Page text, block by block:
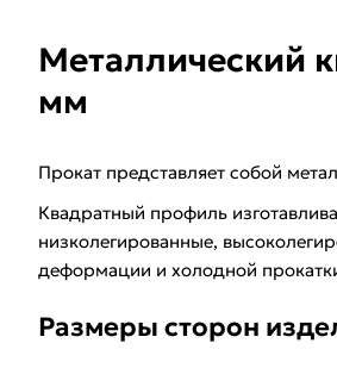
Металлический
мм
Прокат представляет собой
Квадратный профиль
низколегированные,
деформации и холодной
Размеры сторон